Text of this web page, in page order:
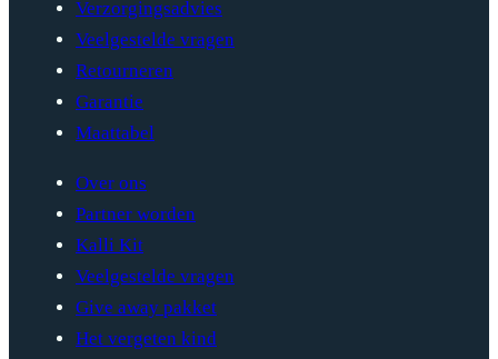
Verzorgingsadvies
Veelgestelde vragen
Retourneren
Garantie
Maattabel
Over ons
Partner worden
Kalli Kit
Veelgestelde vragen
Give away pakket
Het vergeten kind